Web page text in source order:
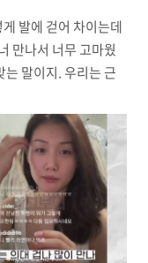
발에 걷어 차이는데
만나서 너무 고마웠
는 말이지. 우리는 근